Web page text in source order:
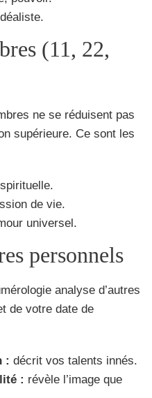
(11, 22,
ne se réduisent pas
supérieure. Ce sont les
de vie.
universel.
personnels
analyse d’autres
de votre date de
: décrit vos talents innés.
: révèle l’image que